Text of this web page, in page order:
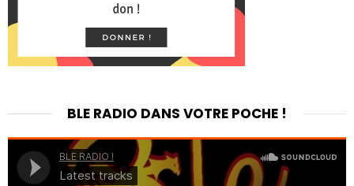
BLE RADIO DANS VOTRE POCHE !